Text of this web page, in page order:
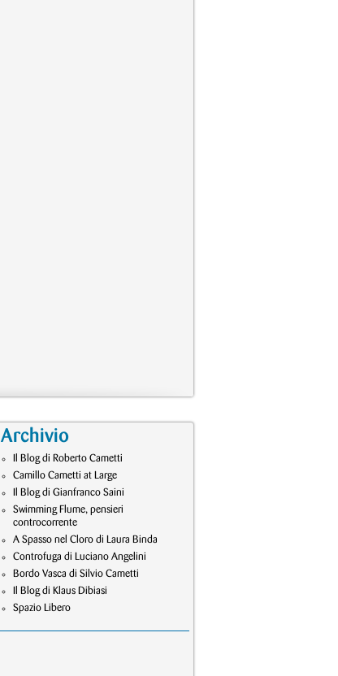
Archivio
Il Blog di Roberto Cametti
Camillo Cametti at Large
Il Blog di Gianfranco Saini
Swimming Flume, pensieri
controcorrente
A Spasso nel Cloro di Laura Binda
Controfuga di Luciano Angelini
Bordo Vasca di Silvio Cametti
Il Blog di Klaus Dibiasi
Spazio Libero